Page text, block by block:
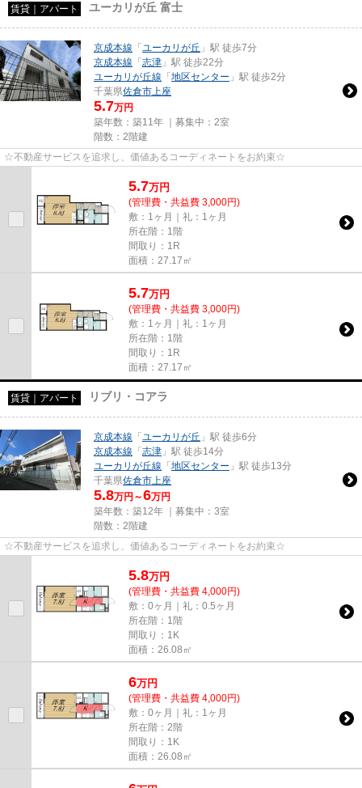
賃貸｜アパート ユーカリが丘 富士
京成本線 「 ユーカリが丘 」駅 徒歩7分
京成本線 「 志津 」駅 徒歩22分
ユーカリが丘線 「 地区センター 」駅 徒歩2分
千葉県佐倉市上座
5.7万円
築年数：築11年 ｜募集中： 2室
階数：2階建
☆不動産サービスを追求し、価値あるコーディネートをお約束☆
5.7万円
(管理費・共益費 3,000円)
敷：1ヶ月｜礼：1ヶ月
所在階：1階
間取り：1R
面積：27.17㎡
5.7万円
(管理費・共益費 3,000円)
敷：1ヶ月｜礼：1ヶ月
所在階：1階
間取り：1R
面積：27.17㎡
賃貸｜アパート リブリ・コアラ
京成本線 「 ユーカリが丘 」駅 徒歩6分
京成本線 「 志津 」駅 徒歩14分
ユーカリが丘線 「 地区センター 」駅 徒歩13分
千葉県佐倉市上座
5.8万円～6万円
築年数：築12年 ｜募集中： 3室
階数：2階建
☆不動産サービスを追求し、価値あるコーディネートをお約束☆
5.8万円
(管理費・共益費 4,000円)
敷：0ヶ月｜礼：0.5ヶ月
所在階：1階
間取り：1K
面積：26.08㎡
6万円
(管理費・共益費 4,000円)
敷：0ヶ月｜礼：1ヶ月
所在階：2階
間取り：1K
面積：26.08㎡